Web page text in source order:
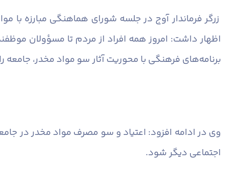
زرگر فرماندار آوج در جلسه شورای هماهنگی مبارزه با
اظهار داشت: امروز همه افراد از مردم تا مسؤولان
برنامه‌های فرهنگی با محوریت آثار سو مواد مخدر، جامعه
وی در ادامه افزود: اعتیاد و سو مصرف مواد مخدر در
اجتماعی دیگر شود.